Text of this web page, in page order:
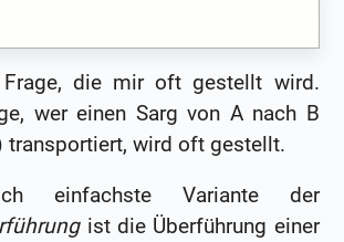
die mir oft gestellt wird.
wer einen Sarg von A nach B
transportiert, wird oft gestellt.
einfachste Variante der
ist die Überführung einer